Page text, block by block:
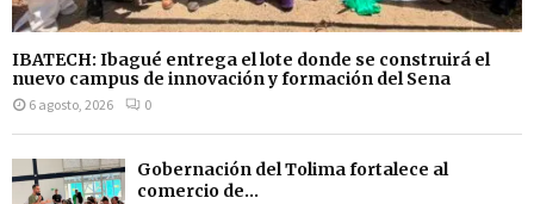
IBATECH: Ibagué entrega el lote donde se construirá el
nuevo campus de innovación y formación del Sena
6 agosto, 2026 0
Gobernación del Tolima fortalece al
comercio de...